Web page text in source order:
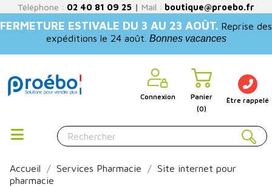
Téléphone : 02 40 81 09 25 | Mail : boutique@proebo.fr
FERMETURE ESTIVALE DU 3 AU 23 AOÛT. Reprise des
expéditions le 24 août. Bonnes vacances
Connexion
Panier
(0)
Être rappelé
Accueil Services Pharmacie
Site internet pour
pharmacie